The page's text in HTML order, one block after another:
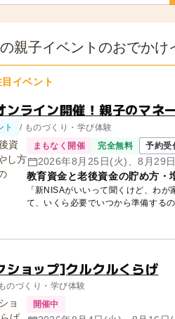
親子イベントのおでかけ
イベント
ンライン開催！親子のマネ
ト / ものづくり・学び体験
まもなく開催 完全無料 予約受
2026年8月25日(火)、8月29
教育資金と老後資金の貯め方
「新NISAがいいって聞くけど、わ
て、いくら必要でいつから準備する
ショップ]クルクルくらげ
のづくり・学び体験
開催中